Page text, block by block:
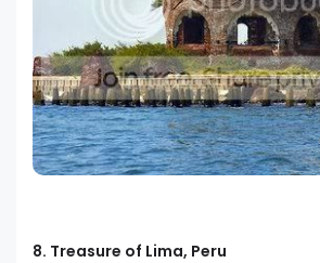
8. Treasure of Lima, Peru